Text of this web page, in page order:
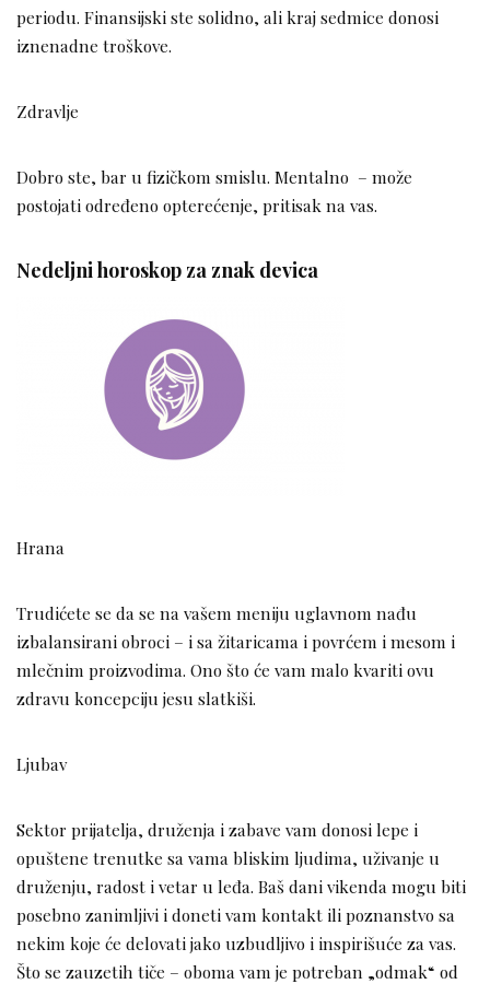
periodu. Finansijski ste solidno, ali kraj sedmice donosi
iznenadne troškove.
Zdravlje
Dobro ste, bar u fizičkom smislu. Mentalno – može
postojati određeno opterećenje, pritisak na vas.
Nedeljni horoskop za znak devica
Hrana
Trudićete se da se na vašem meniju uglavnom nađu
izbalansirani obroci – i sa žitaricama i povrćem i mesom i
mlečnim proizvodima. Ono što će vam malo kvariti ovu
zdravu koncepciju jesu slatkiši.
Ljubav
Sektor prijatelja, druženja i zabave vam donosi lepe i
opuštene trenutke sa vama bliskim ljudima, uživanje u
druženju, radost i vetar u leđa. Baš dani vikenda mogu biti
posebno zanimljivi i doneti vam kontakt ili poznanstvo sa
nekim koje će delovati jako uzbudljivo i inspirišuće za vas.
Što se zauzetih tiče – oboma vam je potreban „odmak“ od